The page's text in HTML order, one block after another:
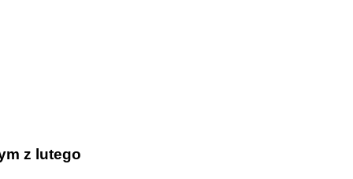
w z lutego